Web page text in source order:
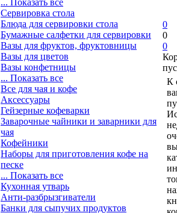
... Показать все
Сервировка стола
Блюда для сервировки стола
Бумажные салфетки для сервировки
Вазы для фруктов, фруктовницы
Вазы для цветов
Вазы конфетницы
... Показать все
Все для чая и кофе
Аксессуары
Гейзерные кофеварки
Заварочные чайники и заварники для
чая
Кофейники
Наборы для приготовления кофе на
песке
... Показать все
Кухонная утварь
Анти-разбрызгиватели
Банки для сыпучих продуктов
0
0
0
К